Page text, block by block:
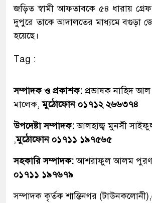
জড়িত স্বামী আফতাবকে ৫৪ ধারায়
দুপুরে তাকে আদালতের মাধ্যমে বগুড়া
হয়েছে।
Tag :
সম্পাদক ও প্রকাশক: প্রভাষক নাহিদ আল
মালেক,মুঠোফোন ০১৭১২ ২৬৬৩৭৪
উপদেষ্টা সম্পাদক:আলহাজ্ব মুনসী
,মুঠোফোন ০১৭১১ ১৯৭৫৬৫
সহকারি সম্পাদক:আশরাফুল আলম
০১৭১১ ১৯৭৬৭৯
সম্পাদক কৃর্তক শান্তিনগর